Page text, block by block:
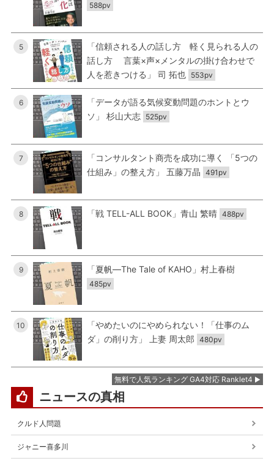
588pv
5
「信頼される人の話し方 軽く見られる人の
話し方 言葉×声×メンタルの掛け合わせで
人を惹きつける」 司 拓也 553pv
6
「データが語る気候変動問題のホントとウ
ソ」 杉山大志 525pv
7
「コンサルタント商売を成功に導く 「5つの
仕組み」の整え方」 五藤万晶 491pv
8 「戦 TELL-ALL BOOK」青山 繁晴 488pv
9 「夏帆―The Tale of KAHO」村上春樹
485pv
10
「やめたいのにやめられない！「仕事のム
ダ」の削り方」 上妻 周太郎 480pv
無料で人気ランキング GA4対応 Ranklet4
ニュースの真相
クルド人問題
ジャニー喜多川